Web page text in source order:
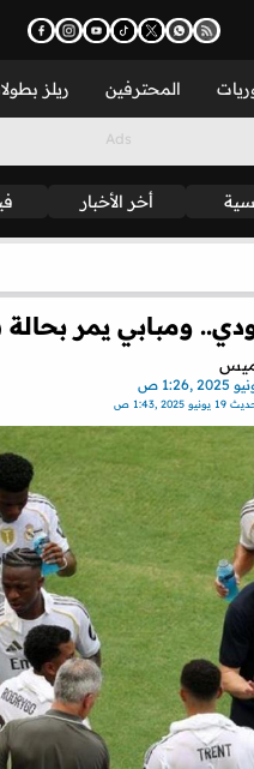
المحترفين ريلز
أخر الأخبار
ومبابي يمر
19 يونيو 2025 ,1:43 ص